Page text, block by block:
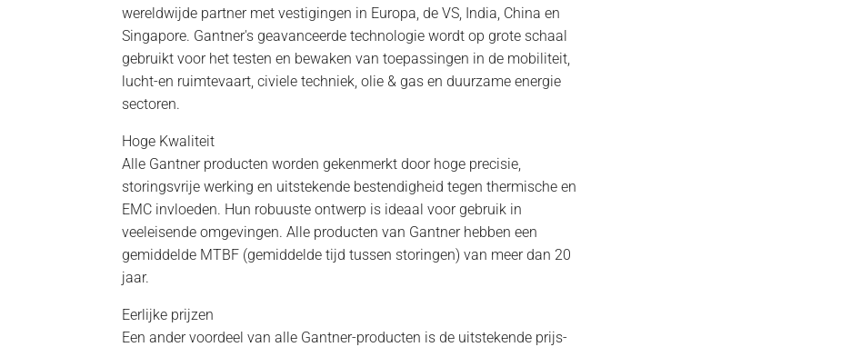
wereldwijde partner met vestigingen in Europa, de VS, India, China en
Singapore. Gantner's geavanceerde technologie wordt op grote schaal
gebruikt voor het testen en bewaken van toepassingen in de mobiliteit,
lucht-en ruimtevaart, civiele techniek, olie & gas en duurzame energie
sectoren.
Hoge Kwaliteit
Alle Gantner producten worden gekenmerkt door hoge precisie,
storingsvrije werking en uitstekende bestendigheid tegen thermische en
EMC invloeden. Hun robuuste ontwerp is ideaal voor gebruik in
veeleisende omgevingen. Alle producten van Gantner hebben een
gemiddelde MTBF (gemiddelde tijd tussen storingen) van meer dan 20
jaar.
Eerlijke prijzen
Een ander voordeel van alle Gantner-producten is de uitstekende prijs-